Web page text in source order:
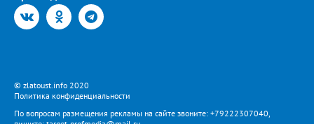
© zlatoust.info 2020
Политика конфиденциальности
По вопросам размещения рекламы на сайте звоните: +79222307040,